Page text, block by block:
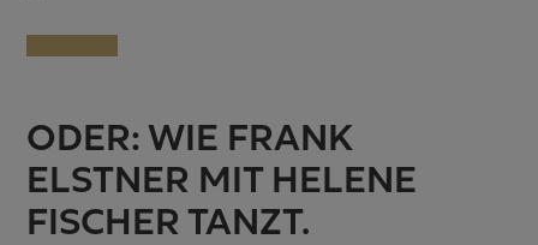
ODER: WIE FRANK
ELSTNER MIT HELENE
FISCHER TANZT.